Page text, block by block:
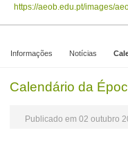
https://aeob.edu.pt/images/
Informações Notícias
Calendário da
Publicado em 02 outubro